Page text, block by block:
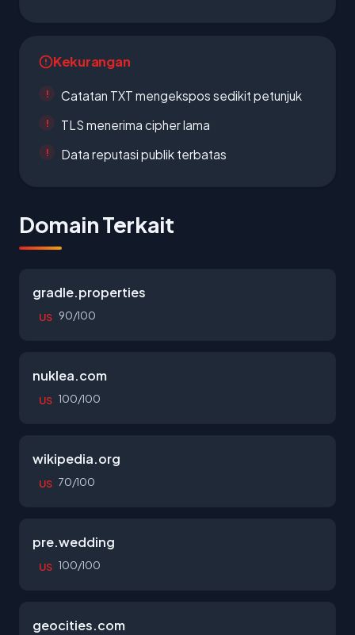
Kekurangan
Catatan TXT mengekspos sedikit petunjuk
TLS menerima cipher lama
Data reputasi publik terbatas
Domain Terkait
gradle.properties
US 90/100
nuklea.com
US 100/100
wikipedia.org
US 70/100
pre.wedding
US 100/100
geocities.com